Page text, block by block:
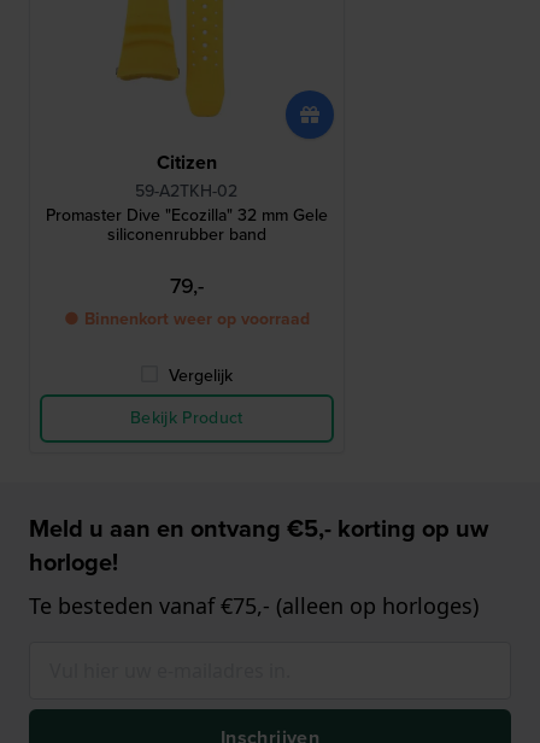
Citizen
59-A2TKH-02
Promaster Dive "Ecozilla" 32 mm Gele
siliconenrubber band
79,-
● Binnenkort weer op voorraad
Vergelijk
Bekijk Product
Meld u aan en ontvang €5,- korting op uw
horloge!
Te besteden vanaf €75,- (alleen op horloges)